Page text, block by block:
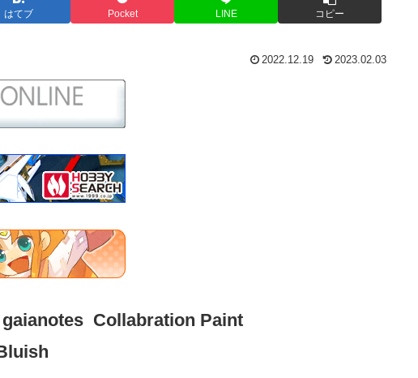
はてブ Pocket LINE コピー
2022.12.19 2023.02.03
Collabration Paint